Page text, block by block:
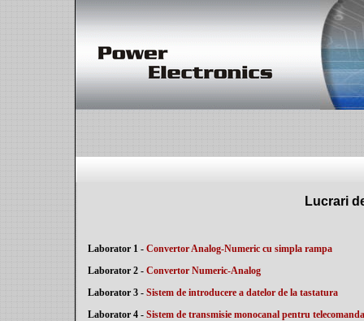
Lucrari
Laborator 1 - Convertor Analog-Numeric cu simpla rampa
Laborator 2 - Convertor Numeric-Analog
Laborator 3 - Sistem de introducere a datelor de la tastatura
Laborator 4 - Sistem de transmisie monocanal pentru